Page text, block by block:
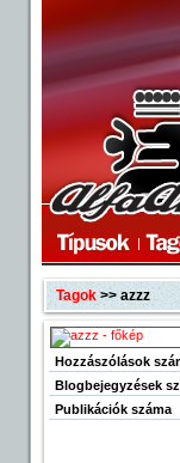
Tagok>> azzz
Hozzászólások
Blogbejegyzések
Publikációk száma